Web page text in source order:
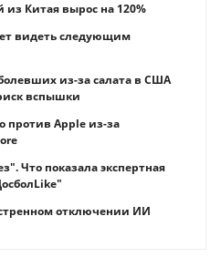
из Китая вырос на 120%
видеть следующим
из-за салата в США
вспышки
против Apple из-за
Что показала экспертная
отключении ИИ